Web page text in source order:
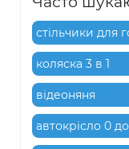
стільчики для
коляска 3 в 1
відеоняня
автокрісло 0